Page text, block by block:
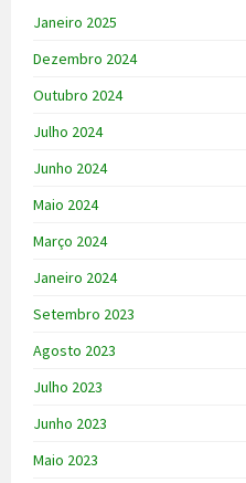
Janeiro 2025
Dezembro 2024
Outubro 2024
Julho 2024
Junho 2024
Maio 2024
Março 2024
Janeiro 2024
Setembro 2023
Agosto 2023
Julho 2023
Junho 2023
Maio 2023